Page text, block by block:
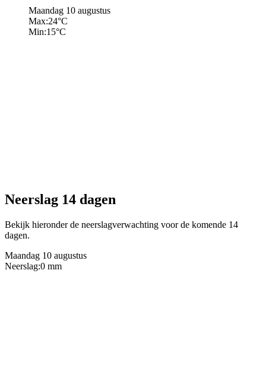
Maandag 10 augustus
Max:24°C
Min:15°C
Neerslag 14 dagen
Bekijk hieronder de neerslagverwachting voor de komende 14
dagen.
Maandag 10 augustus
Neerslag:0 mm